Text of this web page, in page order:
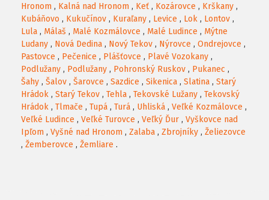
Hronom , Kalná nad Hronom , Keť , Kozárovce , Krškany ,
Kubáňovo , Kukučínov , Kuraľany , Levice , Lok , Lontov ,
Lula , Málaš , Malé Kozmálovce , Malé Ludince , Mýtne
Ludany , Nová Dedina , Nový Tekov , Nýrovce , Ondrejovce ,
Pastovce , Pečenice , Plášťovce , Plavé Vozokany ,
Podlužany , Podlužany , Pohronský Ruskov , Pukanec ,
Šahy , Šalov , Šarovce , Sazdice , Sikenica , Slatina , Starý
Hrádok , Starý Tekov , Tehla , Tekovské Lužany , Tekovský
Hrádok , Tlmače , Tupá , Turá , Uhliská , Veľké Kozmálovce ,
Veľké Ludince , Veľké Turovce , Veľký Ďur , Vyškovce nad
Ipľom , Vyšné nad Hronom , Zalaba , Zbrojníky , Želiezovce
, Žemberovce , Žemliare .